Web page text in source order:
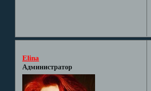
Elina
Администратор